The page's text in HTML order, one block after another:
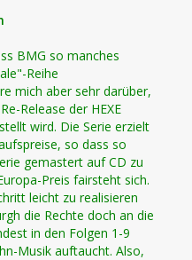
BMG so manches
Reihe
mich aber sehr darüber,
Release der HEXE
wird. Die Serie erzielt
so dass so
gemastert auf CD zu
Preis fairsteht sich.
leicht zu realisieren
die Rechte doch an die
in den Folgen 1-9
Musik auftaucht. Also,